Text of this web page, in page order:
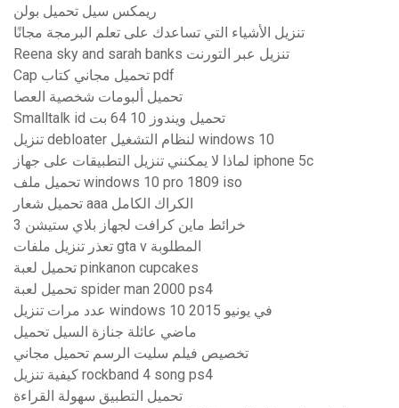
ريمكس سيل تحميل بولن
تنزيل الأشياء التي تساعدك على تعلم البرمجة مجانًا
Reena sky and sarah banks تنزيل عبر التورنت
Cap تحميل مجاني كتاب pdf
تحميل ألبومات شخصية العصا
Smalltalk id تحميل ويندوز 10 64 بت
تنزيل debloater لنظام التشغيل windows 10
لماذا لا يمكنني تنزيل التطبيقات على جهاز iphone 5c
تحميل ملف windows 10 pro 1809 iso
تحميل شعار aaa الكراك الكامل
خرائط ماين كرافت لجهاز بلاي ستيشن 3
تعذر تنزيل ملفات gta v المطلوبة
تحميل لعبة pinkanon cupcakes
تحميل لعبة spider man 2000 ps4
عدد مرات تنزيل windows 10 في يونيو 2015
ماضي عائلة جنازة السيل تحميل
تخصيص فيلم سليت الرسم تحميل مجاني
كيفية تنزيل rockband 4 song ps4
تحميل التطبيق سهولة القراءة